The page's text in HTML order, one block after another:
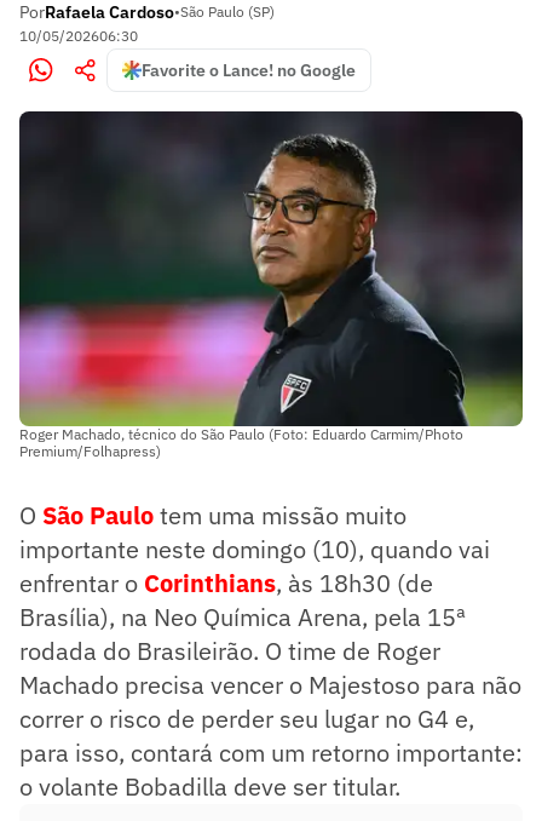
PorRafaela Cardoso•São Paulo (SP)
10/05/202606:30
Favorite o Lance! no Google
Roger Machado, técnico do São Paulo (Foto: Eduardo Carmim/Photo
Premium/Folhapress)
O São Paulotem uma missão muito
importante neste domingo (10), quando vai
enfrentar o Corinthians, às 18h30 (de
Brasília), na Neo Química Arena, pela 15ª
rodada do Brasileirão. O time de Roger
Machado precisa vencer o Majestoso para não
correr o risco de perder seu lugar no G4 e,
para isso, contará com um retorno importante:
o volante Bobadilla deve ser titular.